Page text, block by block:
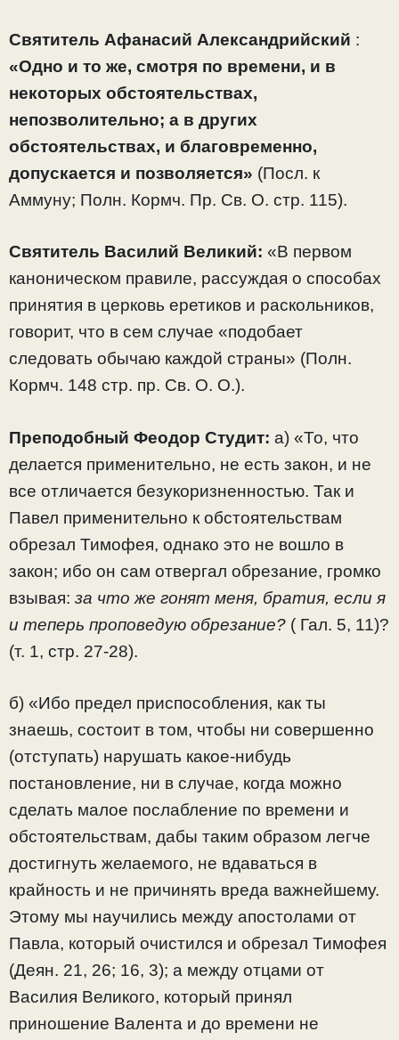
Святитель Афанасий Александрийский :
«Одно и то же, смотря по времени, и в
некоторых обстоятельствах,
непозволительно; а в других
обстоятельствах, и благовременно,
допускается и позволяется» (Посл. к
Аммуну; Полн. Кормч. Пр. Св. О. стр. 115).
Святитель Василий Великий: «В первом
каноническом правиле, рассуждая о способах
принятия в церковь еретиков и раскольников,
говорит, что в сем случае «подобает
следовать обычаю каждой страны» (Полн.
Кормч. 148 стр. пр. Св. О. О.).
Преподобный Феодор Студит: а) «То, что
делается применительно, не есть закон, и не
все отличается безукоризненностью. Так и
Павел применительно к обстоятельствам
обрезал Тимофея, однако это не вошло в
закон; ибо он сам отвергал обрезание, громко
взывая: за что же гонят меня, братия, если я
и теперь проповедую обрезание? ( Гал. 5, 11)?
(т. 1, стр. 27-28).
б) «Ибо предел приспособления, как ты
знаешь, состоит в том, чтобы ни совершенно
(отступать) нарушать какое-нибудь
постановление, ни в случае, когда можно
сделать малое послабление по времени и
обстоятельствам, дабы таким образом легче
достигнуть желаемого, не вдаваться в
крайность и не причинять вреда важнейшему.
Этому мы научились между апостолами от
Павла, который очистился и обрезал Тимофея
(Деян. 21, 26; 16, 3); а между отцами от
Василия Великого, который принял
приношение Валента и до времени не